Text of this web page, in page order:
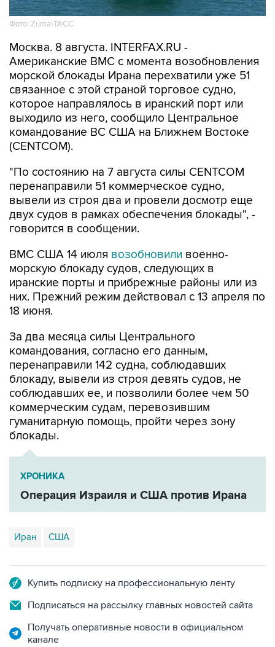
Фото: Zuma\ТАСС
Москва. 8 августа. INTERFAX.RU -
Американские ВМС с момента возобновления
морской блокады Ирана перехватили уже 51
связанное с этой страной торговое судно,
которое направлялось в иранский порт или
выходило из него, сообщило Центральное
командование ВС США на Ближнем Востоке
(CENTCOM).
"По состоянию на 7 августа силы CENTCOM
перенаправили 51 коммерческое судно,
вывели из строя два и провели досмотр еще
двух судов в рамках обеспечения блокады", -
говорится в сообщении.
ВМС США 14 июля возобновили военно-
морскую блокаду судов, следующих в
иранские порты и прибрежные районы или из
них. Прежний режим действовал с 13 апреля по
18 июня.
За два месяца силы Центрального
командования, согласно его данным,
перенаправили 142 судна, соблюдавших
блокаду, вывели из строя девять судов, не
соблюдавших ее, и позволили более чем 50
коммерческим судам, перевозившим
гуманитарную помощь, пройти через зону
блокады.
ХРОНИКА
Операция Израиля и США против Ирана
Иран США
Купить подписку на профессиональную ленту
Подписаться на рассылку главных новостей сайта
Получать оперативные новости в официальном
канале